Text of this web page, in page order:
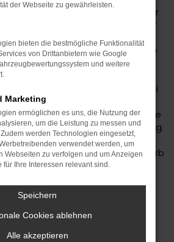
Hersteller. Der Autobauer
andererseits aber immer
und eine zeitgemäße
Daub finden Sie Audi für Ihre
Wir sind ein
mit tiefer regionaler
bieten wir Fahrzeuge an, wobei
darstellt. Kundinnen und
und schätzen unseren Service
durchweg individuelle Beratung.
offenes Ohr für Sie und Ihre
natürlich auch nach Horb
der Webseite zu gewährleisten.
bieten die bestmögliche Funktionalität
von Drittanbietern wie Google
und weitere
Marketing
ermöglichen es uns, die Nutzung der
um die Leistung zu messen und
werden Technologien eingesetzt,
verwendet werden, um
Webseiten zu verfolgen und um Anzeigen
für Ihre Interessen relevant sind.
Speichern
Cookies ablehnen
Alle akzeptieren